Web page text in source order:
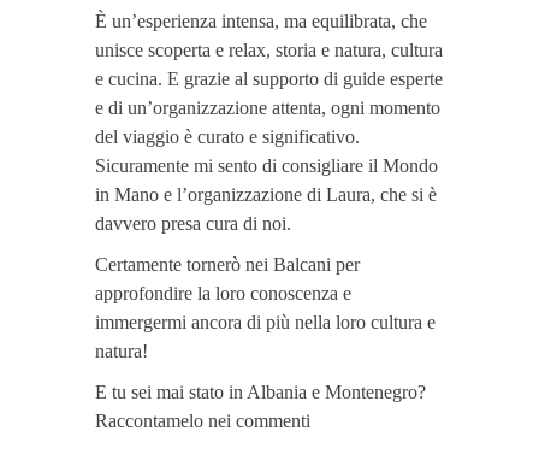
È un’esperienza intensa, ma equilibrata, che
unisce scoperta e relax, storia e natura, cultura
e cucina. E grazie al supporto di guide esperte
e di un’organizzazione attenta, ogni momento
del viaggio è curato e significativo.
Sicuramente mi sento di consigliare il Mondo
in Mano e l’organizzazione di Laura, che si è
davvero presa cura di noi.
Certamente tornerò nei Balcani per
approfondire la loro conoscenza e
immergermi ancora di più nella loro cultura e
natura!
E tu sei mai stato in Albania e Montenegro?
Raccontamelo nei commenti